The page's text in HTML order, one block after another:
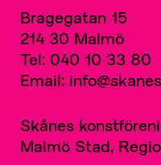
Bragegatan 15
214 30 Malmö
Tel: 040 10 33 80
Email:
Skånes
Malmö Stad,